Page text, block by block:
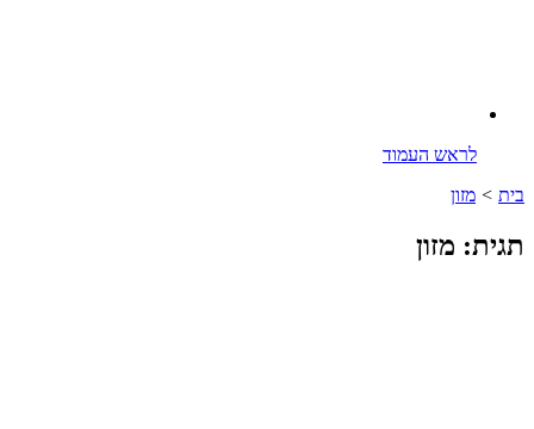
לראש העמוד
בית > מזון
תגית: מזון